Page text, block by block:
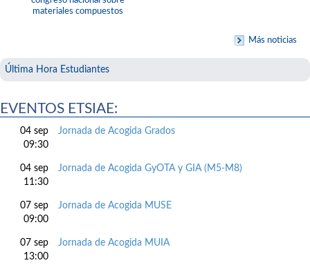
materiales compuestos
Más noticias
Última Hora Estudiantes
EVENTOS ETSIAE:
04 sep
09:30
Jornada de Acogida Grados
04 sep
11:30
Jornada de Acogida GyOTA y GIA (M5-M8)
07 sep
09:00
Jornada de Acogida MUSE
07 sep
13:00
Jornada de Acogida MUIA